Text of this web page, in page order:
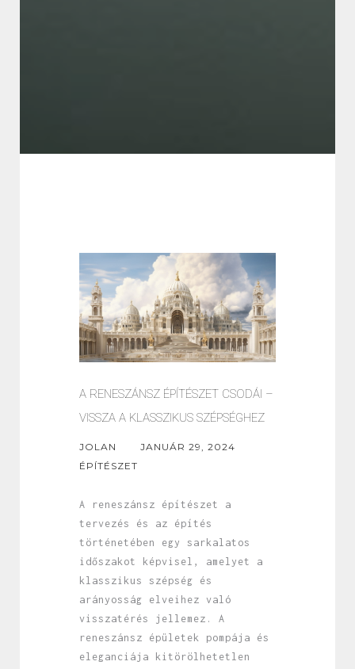
A RENESZÁNSZ ÉPÍTÉSZET CSODÁI –
VISSZA A KLASSZIKUS SZÉPSÉGHEZ
JOLAN
JANUÁR 29, 2024
ÉPÍTÉSZET
A reneszánsz építészet a
tervezés és az építés
történetében egy sarkalatos
időszakot képvisel, amelyet a
klasszikus szépség és
arányosság elveihez való
visszatérés jellemez. A
reneszánsz épületek pompája és
eleganciája kitörölhetetlen